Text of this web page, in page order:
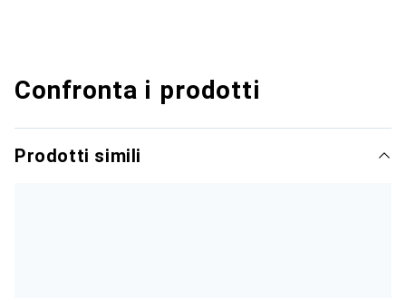
Confronta i prodotti
Prodotti simili